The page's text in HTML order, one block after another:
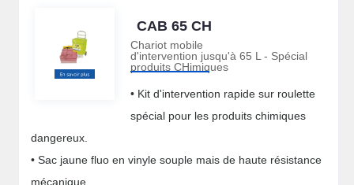
CAB 65 CH
Chariot mobile
d'intervention jusqu'à 65 L - Spécial
produits CHimiques
• Kit d'intervention rapide sur roulette
spécial pour les produits chimiques
dangereux.
• Sac jaune fluo en vinyle souple mais de haute résistance
mécanique.